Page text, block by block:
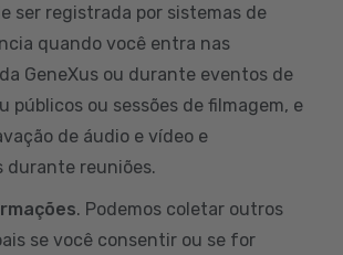
ser registrada por sistemas de
quando você entra nas
GeneXus ou durante eventos de
públicos ou sessões de filmagem, e
de áudio e vídeo e
durante reuniões.
. Podemos coletar outros
se você consentir ou se for